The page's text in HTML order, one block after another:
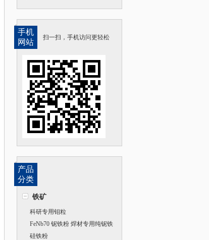
手机
网站
扫一扫，手机访问更轻松
产品
分类
铁矿
科研专用钼粒
FeNb70 铌铁粉 焊材专用纯铌铁
粉末硅铁粉